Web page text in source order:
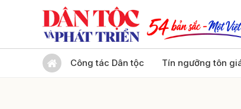
Công tác Dân tộc Tín ngưỡng tôn